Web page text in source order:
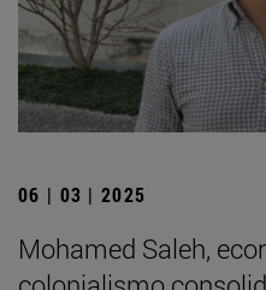
06 | 03 | 2025
Mohamed Saleh,